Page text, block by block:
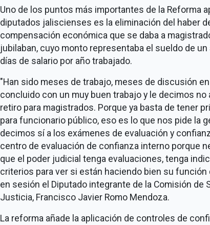
Uno de los puntos más importantes de la Reforma
diputados jaliscienses es la eliminación del haber
compensación económica que se daba a
jubilaban, cuyo monto representaba el sueldo de un
días de salario por año trabajado.
"Han sido meses de trabajo, meses de discusión
concluido con un muy buen trabajo y le decimos no
retiro para magistrados. Porque ya basta de tener
para funcionario público, eso es lo que nos pide la
decimos sí a los exámenes de evaluación y
centro de evaluación de confianza interno porque
que el poder judicial tenga evaluaciones, tenga
criterios para ver si están haciendo bien su función
en sesión el Diputado integrante de la Comisión de
Justicia, Francisco Javier Romo Mendoza.
La reforma añade la aplicación de controles de